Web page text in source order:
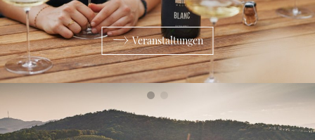
Veranstaltungen